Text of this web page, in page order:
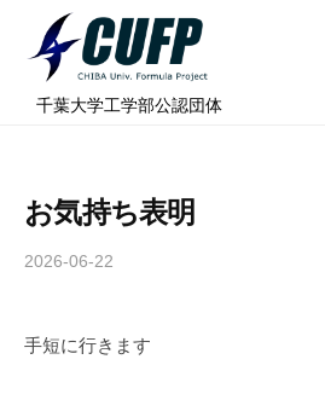
千
学
ォ
ミ
⠀千葉大学工学部公認団体
お気持ち表明
2026-06-22
h
手短に行きます
ミ
ラ
ェ
ト